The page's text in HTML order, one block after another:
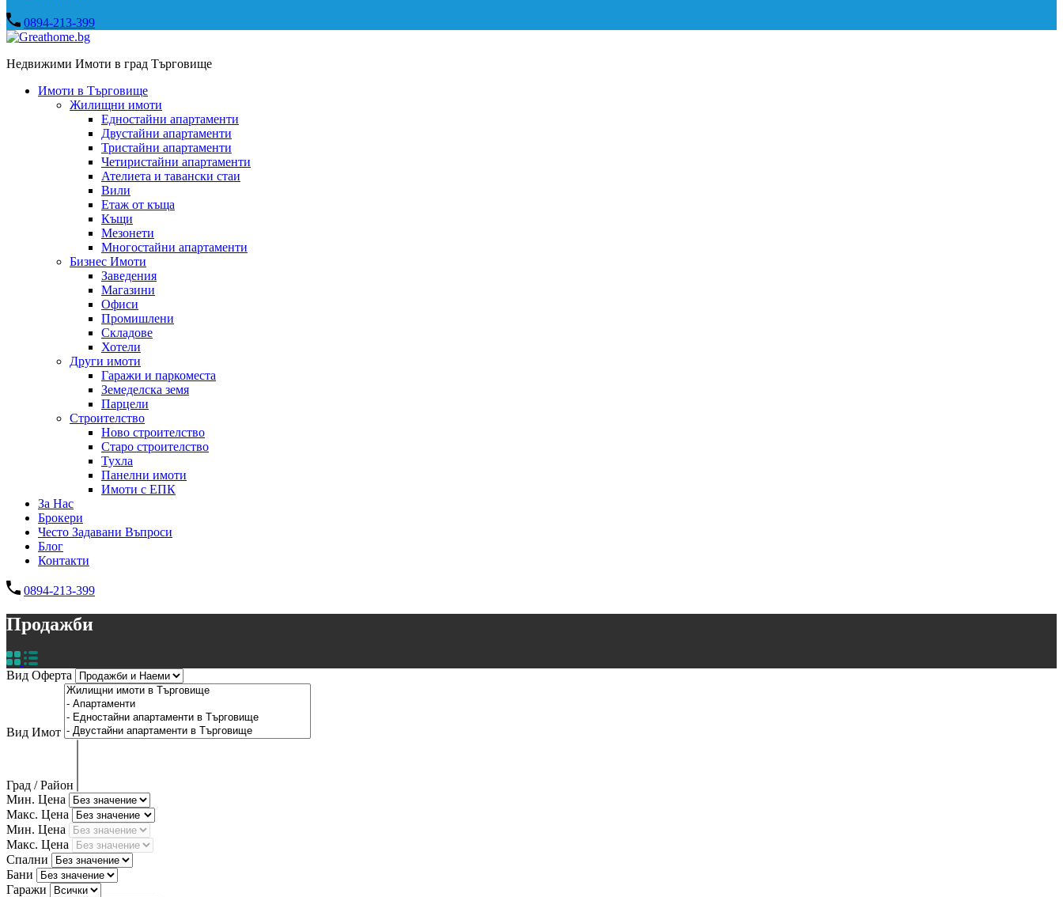
0894-213-399
Недвижими Имоти в град Търговище
Имоти в Търговище
Жилищни имоти
Едностайни апартаменти
Двустайни апартаменти
Тристайни апартаменти
Четиристайни апартаменти
Ателиета и тавански стаи
Вили
Етаж от къща
Къщи
Мезонети
Многостайни апартаменти
Бизнес Имоти
Заведения
Магазини
Офиси
Промишлени
Складове
Хотели
Други имоти
Гаражи и паркоместа
Земеделска земя
Парцели
Строителство
Ново строителство
Старо строителство
Тухла
Панелни имоти
Имоти с ЕПК
За Нас
Брокери
Често Задавани Въпроси
Блог
Контакти
0894-213-399
Продажби
Вид Оферта
Вид Имот
Град / Район
Мин. Цена
Макс. Цена
Мин. Цена
Макс. Цена
Спални
Бани
Гаражи